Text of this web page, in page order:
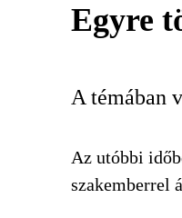
Egyre
A témában
Az utóbbi
szakemberrel